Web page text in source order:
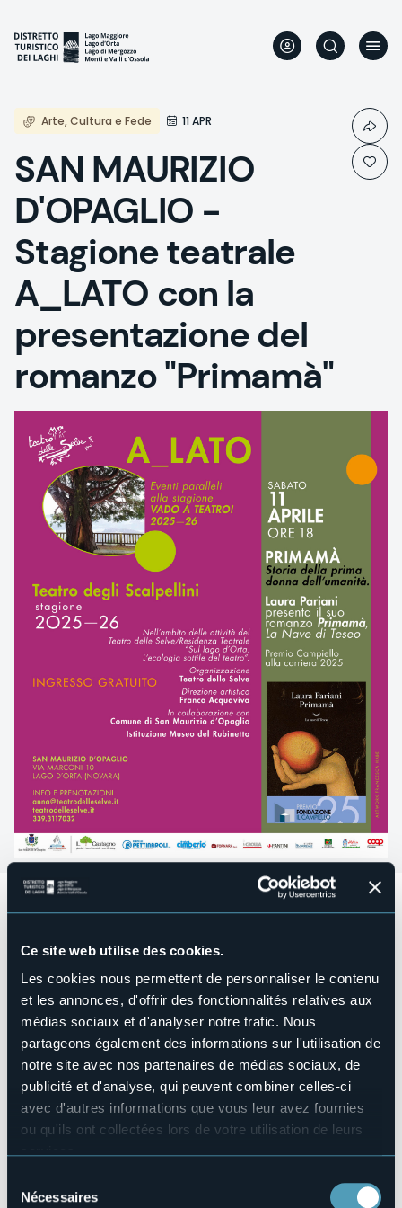
Ce site web utilise des cookies.
Les cookies nous permettent de personnaliser le contenu
et les annonces, d'offrir des fonctionnalités relatives aux
médias sociaux et d'analyser notre trafic. Nous
partageons également des informations sur l'utilisation de
notre site avec nos partenaires de médias sociaux, de
publicité et d'analyse, qui peuvent combiner celles-ci
avec d'autres informations que vous leur avez fournies
ou qu'ils ont collectées lors de votre utilisation de leurs
manière de les gérer et de les supprimer,
cliquez ici
Nécessaires
contenu
principal
Arte, Cultura e Fede 11 APR
SAN MAURIZIO
D'OPAGLIO -
Stagione teatrale
A_LATO con la
presentazione del
romanzo "Primamà"
è la rassegna parallela alla stagione teatrale Vado
a Teatro XIII. Nell'ambito delle attività delTeatro delle
sottile del teatro”.
La rassegna, a ingresso libero e gratuito, ospitata sempre
presso ilTeatro degli Scalpellini, si intitolaA_LATO, con
l’underscore che indica una possibile unione di
preposizione e sostantivo, a comporre l’aggettivo “alato”:
del pensiero, del tendere in alto.
Sabato 11 aprile alle ore 18:00si terrà la presentazione del
libro
scritto da Laura Pariani ed edito da La Nave
di Teseo.